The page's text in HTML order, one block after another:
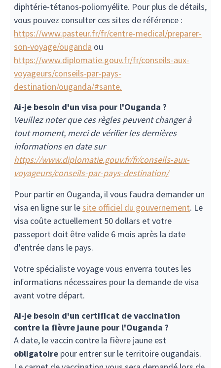
diphtérie-tétanos-poliomyélite. Pour plus de détails,
vous pouvez consulter ces sites de référence :
https://www.pasteur.fr/fr/centre-medical/preparer-
son-voyage/ouganda ou
https://www.diplomatie.gouv.fr/fr/conseils-aux-
voyageurs/conseils-par-pays-
destination/ouganda/#sante.
Ai-je besoin d'un visa pour l'Ouganda ?
Veuillez noter que ces règles peuvent changer à
tout moment, merci de vérifier les dernières
informations en date sur
https://www.diplomatie.gouv.fr/fr/conseils-aux-
voyageurs/conseils-par-pays-destination/
Pour partir en Ouganda, il vous faudra demander un
visa en ligne sur lesite officiel du gouvernement. Le
visa coûte actuellement 50 dollars et votre
passeport doit être valide 6 mois après la date
d'entrée dans le pays.
Votre spécialiste voyage vous enverra toutes les
informations nécessaires pour la demande de visa
avant votre départ.
Ai-je besoin d'un certificat de vaccination
contre la fièvre jaune pour l'Ouganda ?
A date, le vaccin contre la fièvre jaune est
obligatoire pour entrer sur le territoire ougandais.